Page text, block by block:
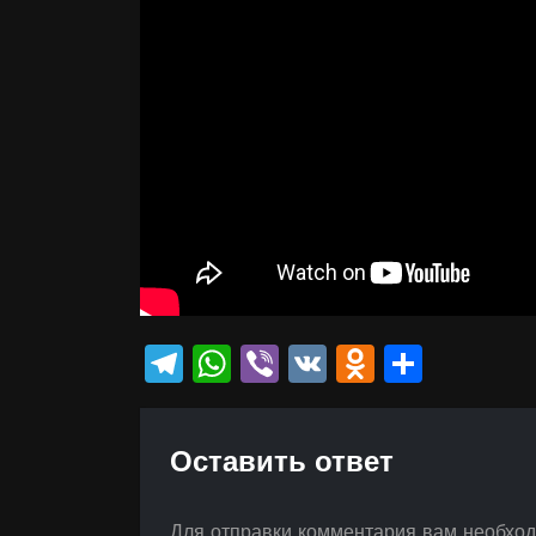
Telegram
WhatsApp
Viber
VK
Оставить ответ